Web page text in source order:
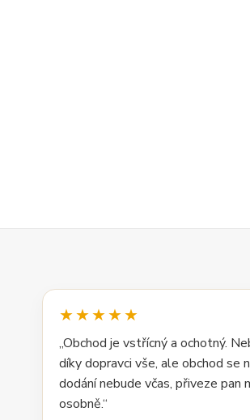
★★★★★
„Obchod je vstřícný a ochotný.
díky dopravci vše, ale obchod se
dodání nebude včas, přiveze pan
osobně.“